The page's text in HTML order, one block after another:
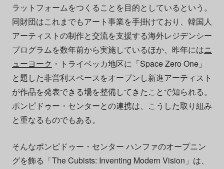
ラットフォームをつくることを目的としているという。
同財団はこれまでもアート事業を手掛けており、韓国人
アーティストの制作と交流を支援する海外レジデンシー
プログラムを数年前から実施しているほか、昨年にはニ
ューヨーク ・トライベッカ地区に「Space Zero One」
と題した非営利スペースをオープンし新進アーティスト
が作品を発表できる場を整備してきたことで知られる。
ポンピドゥー・センターとの連携は、こうした取り組み
と重なるものでもある。
そんなポンピドゥー・センター ハンファのオープニン
グを飾る「The Cubists: Inventing Modern Vision」は、